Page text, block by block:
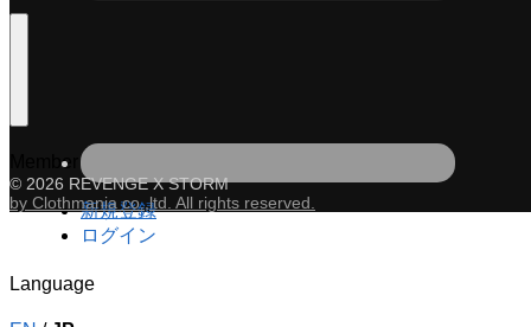
Member
新規登録
ログイン
Language
© 2026 REVENGE X STORM
by Clothmania co.,ltd. All rights reserved.